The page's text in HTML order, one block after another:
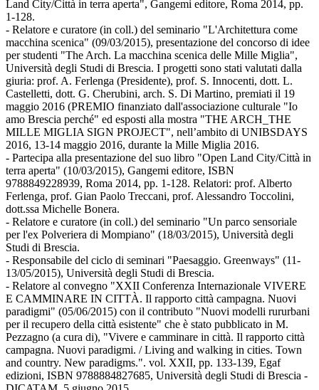
Land City/Città in terra aperta", Gangemi editore, Roma 2014, pp.
1-128.
- Relatore e curatore (in coll.) del seminario "L'Architettura come
macchina scenica" (09/03/2015), presentazione del concorso di idee
per studenti "The Arch. La macchina scenica delle Mille Miglia",
Università degli Studi di Brescia. I progetti sono stati valutati dalla
giuria: prof. A. Ferlenga (Presidente), prof. S. Innocenti, dott. L.
Castelletti, dott. G. Cherubini, arch. S. Di Martino, premiati il 19
maggio 2016 (PREMIO finanziato dall'associazione culturale "Io
amo Brescia perché" ed esposti alla mostra "THE ARCH_THE
MILLE MIGLIA SIGN PROJECT", nell’ambito di UNIBSDAYS
2016, 13-14 maggio 2016, durante la Mille Miglia 2016.
- Partecipa alla presentazione del suo libro "Open Land City/Città in
terra aperta" (10/03/2015), Gangemi editore, ISBN
9788849228939, Roma 2014, pp. 1-128. Relatori: prof. Alberto
Ferlenga, prof. Gian Paolo Treccani, prof. Alessandro Toccolini,
dott.ssa Michelle Bonera.
- Relatore e curatore (in coll.) del seminario "Un parco sensoriale
per l'ex Polveriera di Mompiano" (18/03/2015), Università degli
Studi di Brescia.
- Responsabile del ciclo di seminari "Paesaggio. Greenways" (11-
13/05/2015), Università degli Studi di Brescia.
- Relatore al convegno "XXII Conferenza Internazionale VIVERE
E CAMMINARE IN CITTÀ. Il rapporto città campagna. Nuovi
paradigmi" (05/06/2015) con il contributo "Nuovi modelli rururbani
per il recupero della città esistente" che è stato pubblicato in M.
Pezzagno (a cura di), "Vivere e camminare in città. Il rapporto città
campagna. Nuovi paradigmi. / Living and walking in cities. Town
and country. New paradigms.". vol. XXII, pp. 133-139, Egaf
edizioni, ISBN 9788884827685, Università degli Studi di Brescia -